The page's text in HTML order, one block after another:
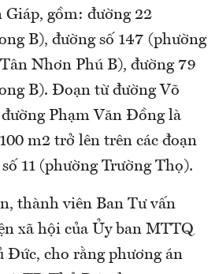
Giáp, gồm: đường 22
B), đường số 147 (phường
Nhơn Phú B), đường 79
B). Đoạn từ đường Võ
Phạm Văn Đồng là
m2 trở lên trên các đoạn
11 (phường Trường Thọ).
thành viên Ban Tư vấn
xã hội của Ủy ban MTTQ
Đức, cho rằng phương án